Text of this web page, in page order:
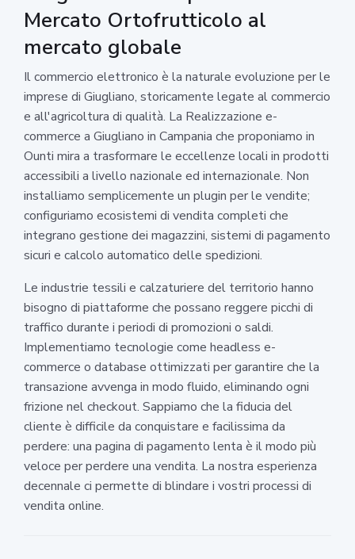
Mercato Ortofrutticolo al
mercato globale
Il commercio elettronico è la naturale evoluzione per le
imprese di Giugliano, storicamente legate al commercio
e all'agricoltura di qualità. La Realizzazione e-
commerce a Giugliano in Campania che proponiamo in
Ounti mira a trasformare le eccellenze locali in prodotti
accessibili a livello nazionale ed internazionale. Non
installiamo semplicemente un plugin per le vendite;
configuriamo ecosistemi di vendita completi che
integrano gestione dei magazzini, sistemi di pagamento
sicuri e calcolo automatico delle spedizioni.
Le industrie tessili e calzaturiere del territorio hanno
bisogno di piattaforme che possano reggere picchi di
traffico durante i periodi di promozioni o saldi.
Implementiamo tecnologie come headless e-
commerce o database ottimizzati per garantire che la
transazione avvenga in modo fluido, eliminando ogni
frizione nel checkout. Sappiamo che la fiducia del
cliente è difficile da conquistare e facilissima da
perdere: una pagina di pagamento lenta è il modo più
veloce per perdere una vendita. La nostra esperienza
decennale ci permette di blindare i vostri processi di
vendita online.